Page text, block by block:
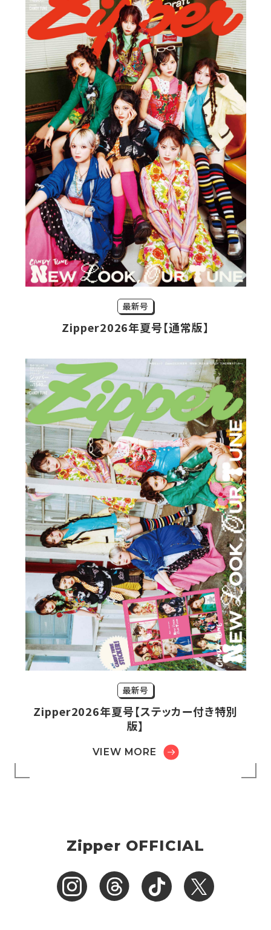
最新号
Zipper2026年夏号【通常版】
最新号
Zipper2026年夏号【ステッカー付き特別
版】
VIEW MORE
Zipper OFFICIAL